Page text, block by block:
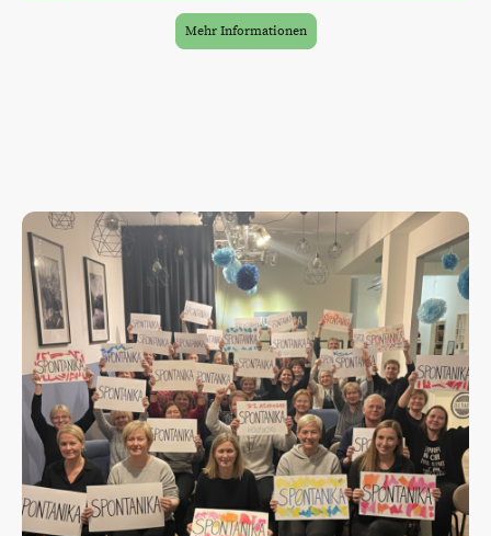
Mehr Informationen